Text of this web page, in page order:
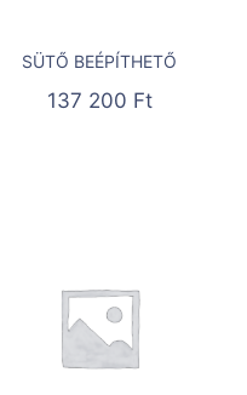
SÜTŐ BEÉPÍTHETŐ
137 200 Ft